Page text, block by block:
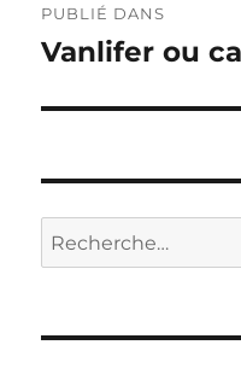
de
PUBLIÉ DANS
Vanlifer ou
Recherche
pour :